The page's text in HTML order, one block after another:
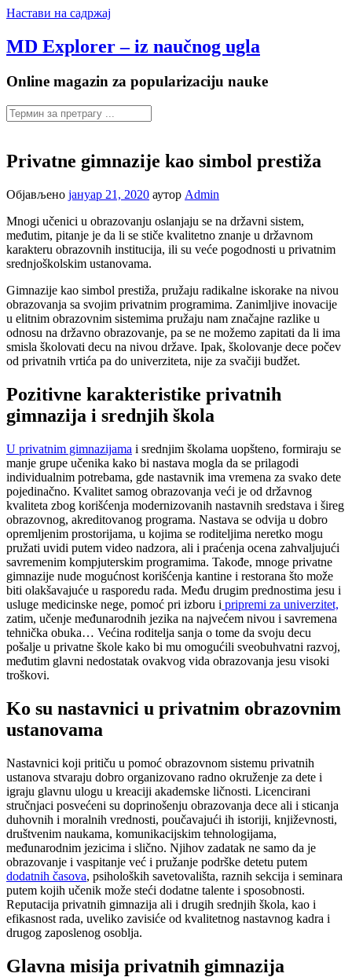
Настави на садржај
MD Explorer – iz naučnog ugla
Online magazin za popularizaciju nauke
Privatne gimnazije kao simbol prestiža
Објављено јануар 21, 2020 аутор Admin
Mnogi učenici u obrazovanju oslanjaju se na državni sistem,
međutim, pitanje je da li se stiče kvalitetno znanje u državnom
karakteru obrazovnih institucija, ili su veće pogodnosti u privatnim
srednjoškolskim ustanovama.
Gimnazije kao simbol prestiža, pružaju radikalne iskorake na nivou
obrazovanja sa svojim privatnim programima. Zanimljive inovacije
u elitnim obrazovnim sistemima pružaju nam značajne razlike u
odnosu na državno obrazovanje, pa se ne možemo zapitati da li ima
smisla školovati decu na nivou države. Ipak, školovanje dece počev
od privatnih vrtića pa do univerziteta, nije za svačiji budžet.
Pozitivne karakteristike privatnih
gimnazija i srednjih škola
U privatnim gimnazijama i srednjim školama uopšteno, formiraju se
manje grupe učenika kako bi nastava mogla da se prilagodi
individualnim potrebama, gde nastavnik ima vremena za svako dete
pojedinačno. Kvalitet samog obrazovanja veći je od državnog
kvaliteta zbog korišćenja modernizovanih nastavnih sredstava i šireg
obrazovnog, akreditovanog programa. Nastava se odvija u dobro
opremljenim prostorijama, u kojima se roditeljima neretko mogu
pružati uvidi putem video nadzora, ali i praćenja ocena zahvaljujući
savremenim kompjuterskim programima. Takođe, mnoge privatne
gimnazije nude mogućnost korišćenja kantine i restorana što može
biti olakšavajuće u rasporedu rada. Među drugim prednostima jesu i
usluge medicinske nege, pomoć pri izboru i pripremi za univerzitet,
zatim, učenje međunarodnih jezika na najvećem nivou i savremena
tehnička obuka… Većina roditelja sanja o tome da svoju decu
pošalje u privatne škole kako bi mu omogućili sveobuhvatni razvoj,
međutim glavni nedostatak ovakvog vida obrazovanja jesu visoki
troškovi.
Ko su nastavnici u privatnim obrazovnim
ustanovama
Nastavnici koji pritiču u pomoć obrazovnom sistemu privatnih
ustanova stvaraju dobro organizovano radno okruženje za dete i
igraju glavnu ulogu u kreaciji akademske ličnosti. Licencirani
stručnjaci posvećeni su doprinošenju obrazovanja dece ali i sticanja
duhovnih i moralnih vrednosti, poučavajući ih istoriji, književnosti,
društvenim naukama, komunikacijskim tehnologijama,
međunarodnim jezicima i slično. Njihov zadatak ne samo da je
obrazovanje i vaspitanje već i pružanje podrške detetu putem
dodatnih časova, psiholoških savetovališta, raznih sekcija i seminara
putem kojih učenik može steći dodatne talente i sposobnosti.
Reputacija privatnih gimnazija ali i drugih srednjih škola, kao i
efikasnost rada, uveliko zavisiće od kvalitetnog nastavnog kadra i
drugog zaposlenog osoblja.
Glavna misija privatnih gimnazija